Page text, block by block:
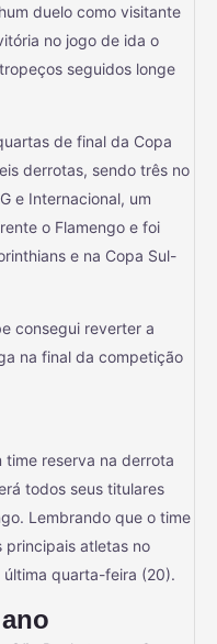
duelo como visitante
no jogo de ida o
seguidos longe
de final da Copa
derrotas, sendo três no
e Internacional, um
o Flamengo e foi
e na Copa Sul-
consegui reverter a
na final da competição
time reserva na derrota
todos seus titulares
Lembrando que o time
principais atletas no
quarta-feira (20).